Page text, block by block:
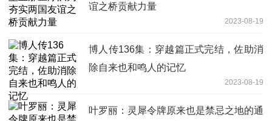
谊之桥贡献力量
2023-08-19
博人传136集：穿越篇正式完结，佐助消
除自来也和鸣人的记忆
2023-08-19
叶罗丽：灵犀令牌原来也是禁忌之地的通